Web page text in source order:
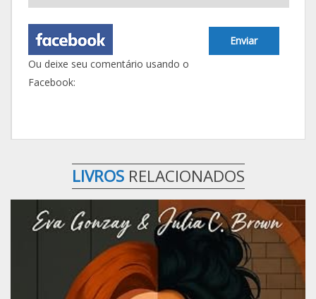
Enviar
Ou deixe seu comentário usando o
Facebook:
LIVROS RELACIONADOS